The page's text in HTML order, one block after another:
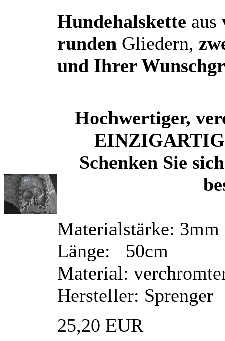
Hundehalskette aus
runden Gliedern,
und Ihrer
Hochwertiger,
Schenken Sie
Materialstärke: 3mm
Länge: 50cm
Material:
Hersteller: Sprenger
25,20 EUR